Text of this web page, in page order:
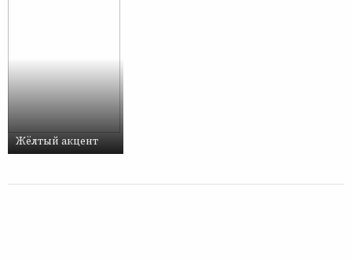
Жёлтый акцент